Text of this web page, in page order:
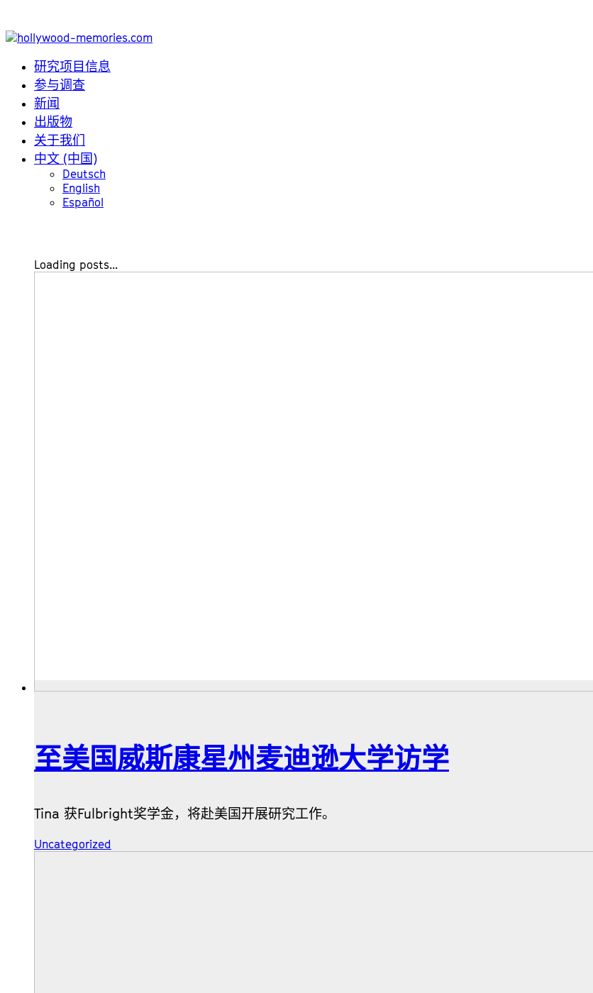
研究项目信息
参与调查
新闻
出版物
关于我们
中文 (中国)
Deutsch
English
Español
Loading posts...
至美国威斯康星州麦迪逊大学访学
Tina 获Fulbright奖学金，将赴美国开展研究工作。
Uncategorized